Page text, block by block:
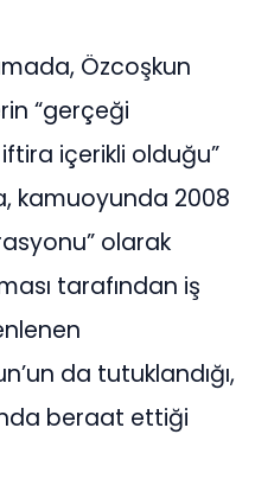
Özcoşkun
“gerçeği
içerikli olduğu”
kamuoyunda 2008
olarak
tarafından iş
da tutuklandığı,
beraat ettiği